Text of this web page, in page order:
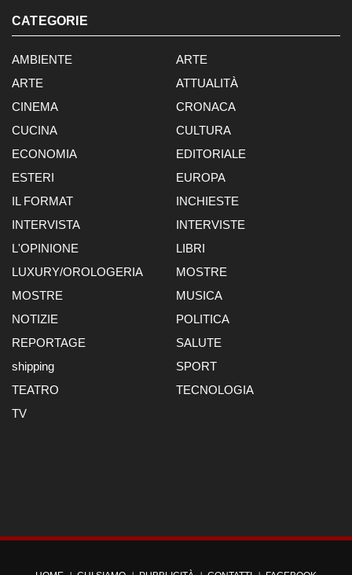
CATEGORIE
AMBIENTE
ARTE
ARTE
ATTUALITÀ
CINEMA
CRONACA
CUCINA
CULTURA
ECONOMIA
EDITORIALE
ESTERI
EUROPA
IL FORMAT
INCHIESTE
INTERVISTA
INTERVISTE
L'OPINIONE
LIBRI
LUXURY/OROLOGERIA
MOSTRE
MOSTRE
MUSICA
NOTIZIE
POLITICA
REPORTAGE
SALUTE
shipping
SPORT
TEATRO
TECNOLOGIA
TV